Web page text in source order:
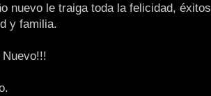
nuevo le traiga toda la felicidad,
y familia.